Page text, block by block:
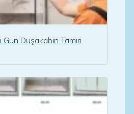
Gün Duşakabin Tamiri